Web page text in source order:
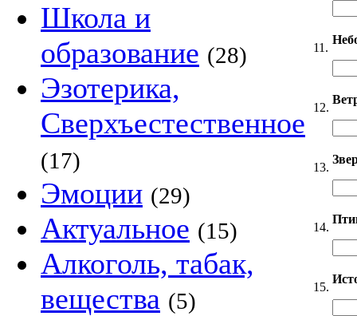
Школа и
образование (28)
Эзотерика,
Сверхъестественное
(17)
Эмоции (29)
Актуальное (15)
Алкоголь, табак,
вещества (5)
11.
12.
13.
14.
15.